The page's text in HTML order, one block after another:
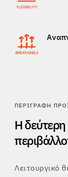
ΠΕΡΙΓΡΑΦΉ
Η
Λειτουργικό